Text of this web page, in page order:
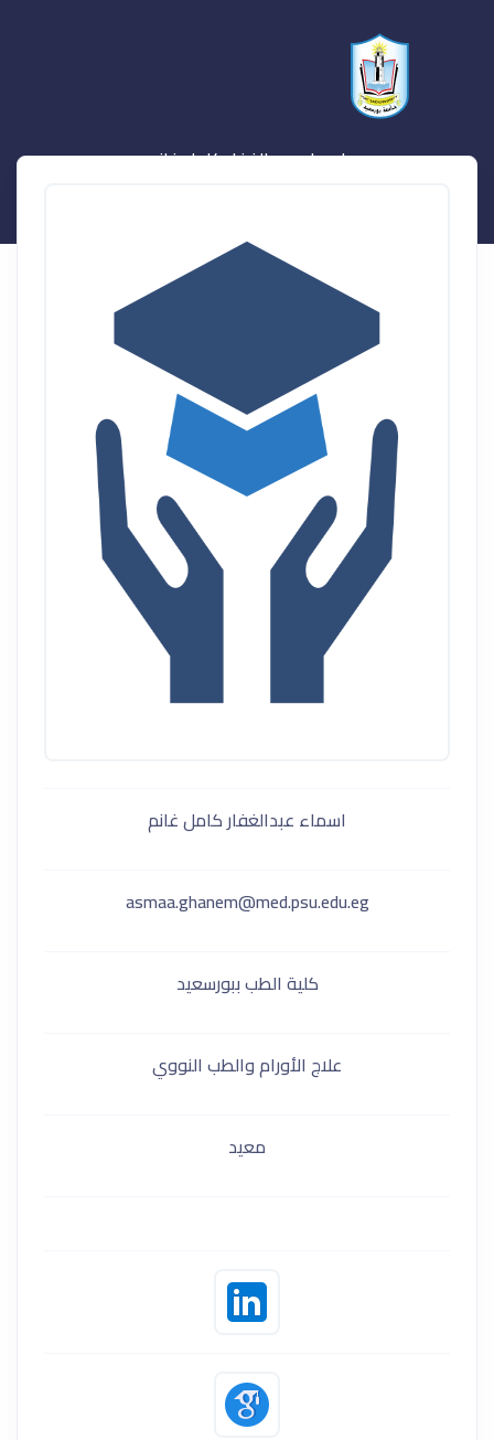
اسماء عبدالغفار كامل غانم
اسماء عبدالغفار كامل غانم
asmaa.ghanem@med.psu.edu.eg
كلية الطب ببورسعيد
علاج الأورام والطب النووي
معيد